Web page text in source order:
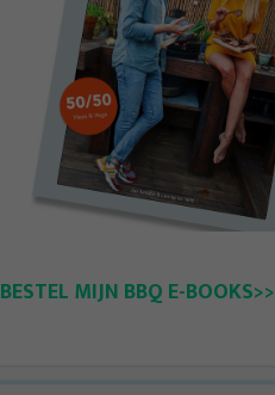
BESTEL MIJN BBQ E-BOOKS>>